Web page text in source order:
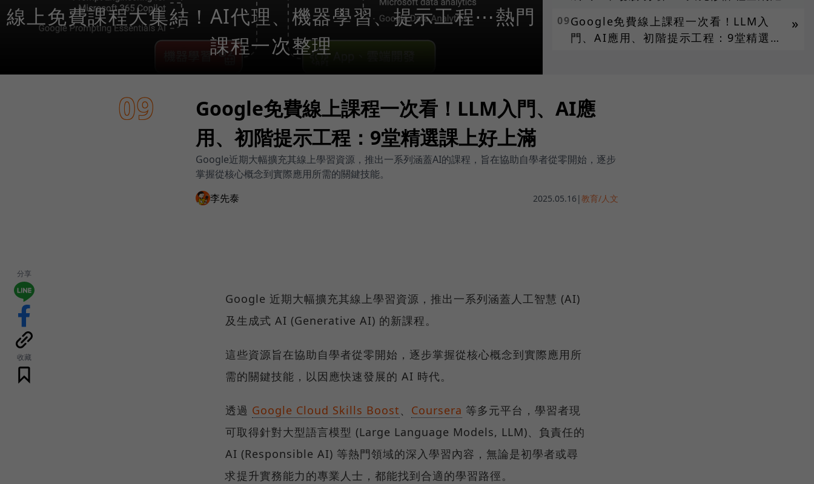
09Google免費線上課程一次看！LLM入
門、AI應用、初階提示工程：9堂精選課
»
線上免費課程大集結！AI代理、機器學習、提示工程⋯熱門
課程一次整理
09
Google免費線上課程一次看！LLM入門、AI應
用、初階提示工程：9堂精選課上好上滿
Google近期大幅擴充其線上學習資源，推出一系列涵蓋AI的課程，旨在協助自學者從零開始，逐步
掌握從核心概念到實際應用所需的關鍵技能。
李先泰
2025.05.16 |教育/人文
分享
收藏
Google 近期大幅擴充其線上學習資源，推出一系列涵蓋人工智慧 (AI)
及生成式 AI (Generative AI) 的新課程。
這些資源旨在協助自學者從零開始，逐步掌握從核心概念到實際應用所
需的關鍵技能，以因應快速發展的 AI 時代。
透過 Google Cloud Skills Boost、 Coursera 等多元平台，學習者現
可取得針對大型語言模型 (Large Language Models, LLM)、負責任的
AI (Responsible AI) 等熱門領域的深入學習內容，無論是初學者或尋
求提升實務能力的專業人士，都能找到合適的學習路徑。